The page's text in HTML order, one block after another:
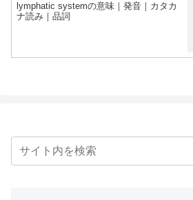
lymphatic systemの意味｜発音｜カタカ
ナ読み｜品詞